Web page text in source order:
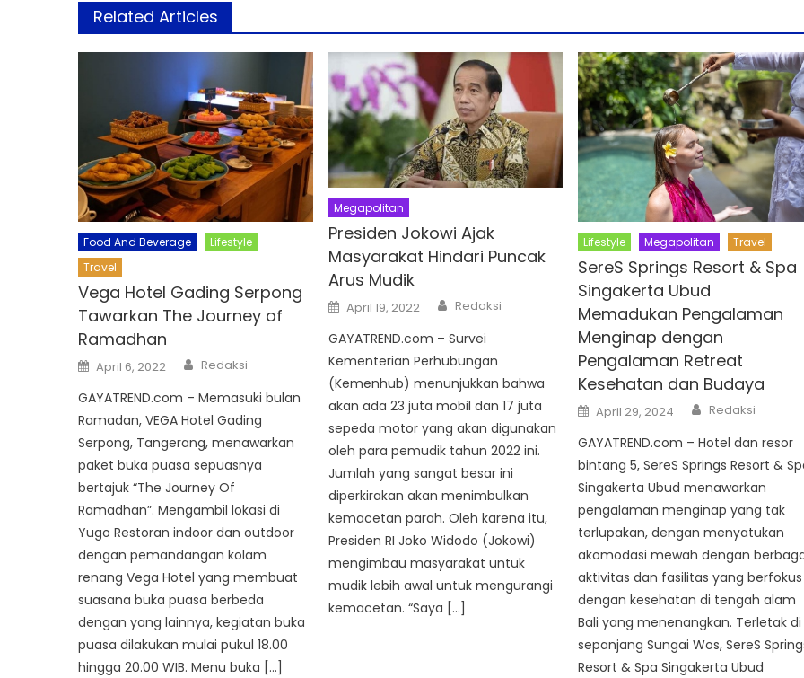
Related Articles
Food And Beverage
Lifestyle
Travel
Vega Hotel Gading Serpong
Tawarkan The Journey of
Ramadhan
Posted
on
April 6, 2022 Author
Redaksi
GAYATREND.com – Memasuki bulan
Ramadan, VEGA Hotel Gading
Serpong, Tangerang, menawarkan
paket buka puasa sepuasnya
bertajuk “The Journey Of
Ramadhan”. Mengambil lokasi di
Yugo Restoran indoor dan outdoor
dengan pemandangan kolam
renang Vega Hotel yang membuat
suasana buka puasa berbeda
dengan yang lainnya, kegiatan buka
puasa dilakukan mulai pukul 18.00
hingga 20.00 WIB. Menu buka […]
Megapolitan
Presiden Jokowi Ajak
Masyarakat Hindari Puncak
Arus Mudik
Posted
on
April 19, 2022 Author
Redaksi
GAYATREND.com – Survei
Kementerian Perhubungan
(Kemenhub) menunjukkan bahwa
akan ada 23 juta mobil dan 17 juta
sepeda motor yang akan digunakan
oleh para pemudik tahun 2022 ini.
Jumlah yang sangat besar ini
diperkirakan akan menimbulkan
kemacetan parah. Oleh karena itu,
Presiden RI Joko Widodo (Jokowi)
mengimbau masyarakat untuk
mudik lebih awal untuk mengurangi
kemacetan. “Saya […]
Lifestyle Megapolitan Travel
SereS Springs Resort & Spa
Singakerta Ubud
Memadukan Pengalaman
Menginap dengan
Pengalaman Retreat
Kesehatan dan Budaya
Posted
on
April 29, 2024 Author
Redaksi
GAYATREND.com – Hotel dan resor
bintang 5, SereS Springs Resort &
Singakerta Ubud menawarkan
pengalaman menginap yang tak
terlupakan, dengan menyatukan
akomodasi mewah dengan
aktivitas dan fasilitas yang berfokus
dengan kesehatan di tengah alam
Bali yang menenangkan. Terletak di
sepanjang Sungai Wos, SereS
Resort & Spa Singakerta Ubud